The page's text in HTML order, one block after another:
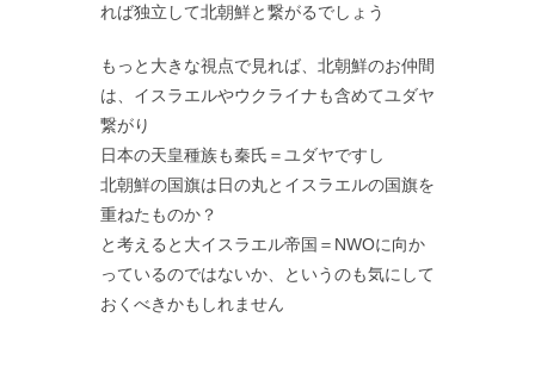
れば独立して北朝鮮と繋がるでしょう
もっと大きな視点で見れば、北朝鮮のお仲間
は、イスラエルやウクライナも含めてユダヤ
繋がり
日本の天皇種族も秦氏＝ユダヤですし
北朝鮮の国旗は日の丸とイスラエルの国旗を
重ねたものか？
と考えると大イスラエル帝国＝NWOに向か
っているのではないか、というのも気にして
おくべきかもしれません